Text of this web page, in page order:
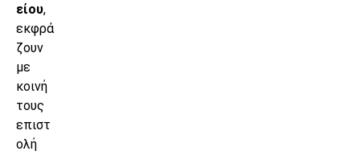
είου,
εκφρά
ζουν
με
κοινή
τους
επιστ
ολή